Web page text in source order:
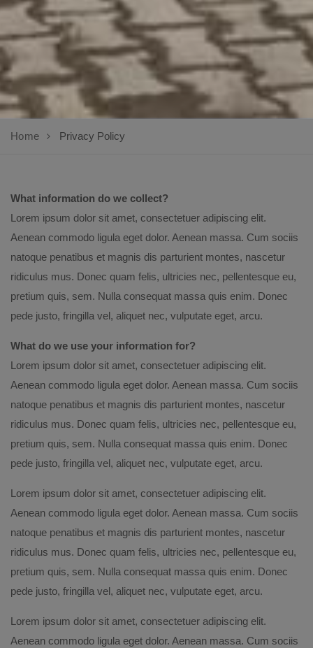
Home Privacy Policy
What information do we collect?
Lorem ipsum dolor sit amet, consectetuer adipiscing elit.
Aenean commodo ligula eget dolor. Aenean massa. Cum sociis
natoque penatibus et magnis dis parturient montes, nascetur
ridiculus mus. Donec quam felis, ultricies nec, pellentesque eu,
pretium quis, sem. Nulla consequat massa quis enim. Donec
pede justo, fringilla vel, aliquet nec, vulputate eget, arcu.
What do we use your information for?
Lorem ipsum dolor sit amet, consectetuer adipiscing elit.
Aenean commodo ligula eget dolor. Aenean massa. Cum sociis
natoque penatibus et magnis dis parturient montes, nascetur
ridiculus mus. Donec quam felis, ultricies nec, pellentesque eu,
pretium quis, sem. Nulla consequat massa quis enim. Donec
pede justo, fringilla vel, aliquet nec, vulputate eget, arcu.
Lorem ipsum dolor sit amet, consectetuer adipiscing elit.
Aenean commodo ligula eget dolor. Aenean massa. Cum sociis
natoque penatibus et magnis dis parturient montes, nascetur
ridiculus mus. Donec quam felis, ultricies nec, pellentesque eu,
pretium quis, sem. Nulla consequat massa quis enim. Donec
pede justo, fringilla vel, aliquet nec, vulputate eget, arcu.
Lorem ipsum dolor sit amet, consectetuer adipiscing elit.
Aenean commodo ligula eget dolor. Aenean massa. Cum sociis